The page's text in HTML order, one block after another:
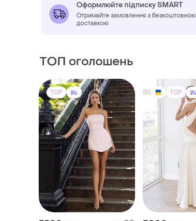
Оформлюйте підписку SMART
Отримайте замовлення з безкоштовною
доставкою
ТОП оголошень
TOP TOP